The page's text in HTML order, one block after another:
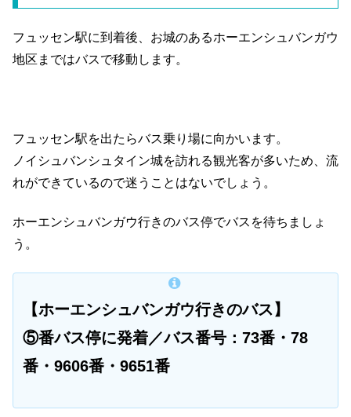
フュッセン駅に到着後、お城のあるホーエンシュバンガウ
地区まではバスで移動します。
フュッセン駅を出たらバス乗り場に向かいます。
ノイシュバンシュタイン城を訪れる観光客が多いため、流
れができているので迷うことはないでしょう。
ホーエンシュバンガウ行きのバス停でバスを待ちましょ
う。
【ホーエンシュバンガウ行きのバス】
⑤番バス停に発着／バス番号：73番・78
番・9606番・9651番